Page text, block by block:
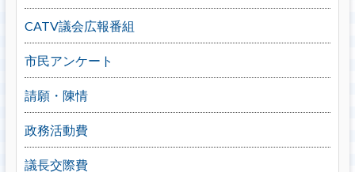
CATV議会広報番組
市民アンケート
請願・陳情
政務活動費
議長交際費